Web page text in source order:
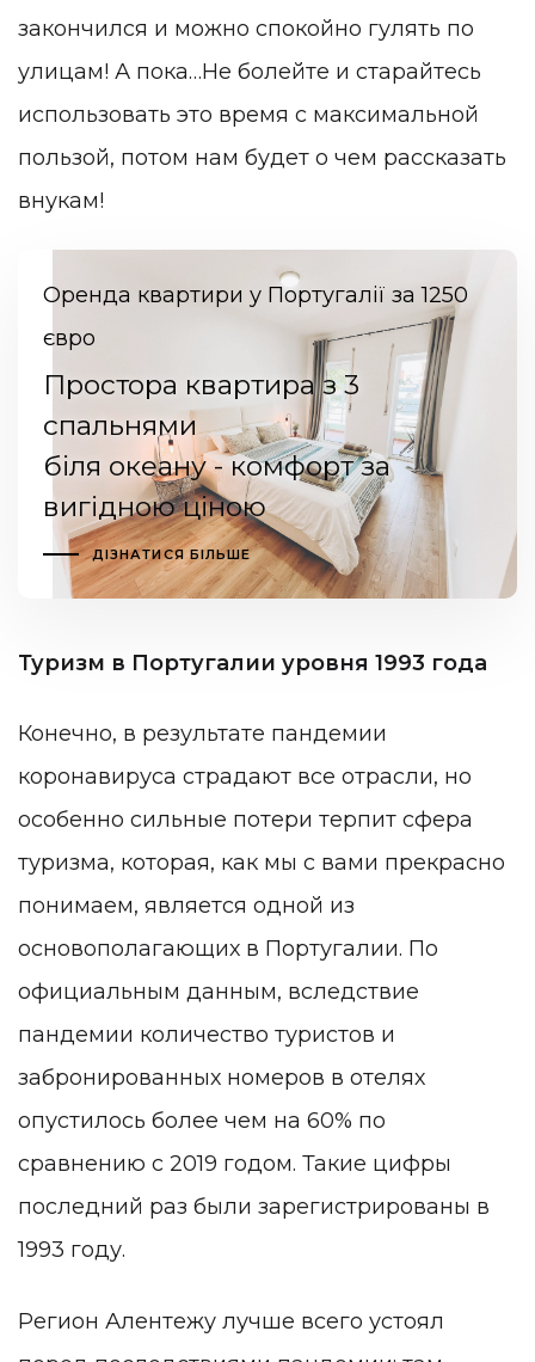
закончился и можно спокойно гулять по
улицам! А пока…Не болейте и старайтесь
использовать это время с максимальной
пользой, потом нам будет о чем рассказать
внукам!
Оренда квартири у Португалії за 1250
євро
Простора квартира з 3
спальнями
біля океану - комфорт за
вигідною ціною
ДІЗНАТИСЯ БІЛЬШЕ
Туризм в Португалии уровня 1993 года
Конечно, в результате пандемии
коронавируса страдают все отрасли, но
особенно сильные потери терпит сфера
туризма, которая, как мы с вами прекрасно
понимаем, является одной из
основополагающих в Португалии. По
официальным данным, вследствие
пандемии количество туристов и
забронированных номеров в отелях
опустилось более чем на 60% по
сравнению с 2019 годом. Такие цифры
последний раз были зарегистрированы в
1993 году.
Регион Алентежу лучше всего устоял